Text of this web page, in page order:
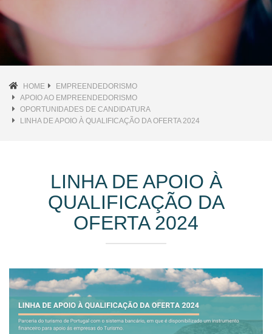
HOME
EMPREENDEDORISMO
APOIO AO EMPREENDEDORISMO
OPORTUNIDADES DE CANDIDATURA
LINHA DE APOIO À QUALIFICAÇÃO DA OFERTA 2024
LINHA DE APOIO À
QUALIFICAÇÃO DA
OFERTA 2024